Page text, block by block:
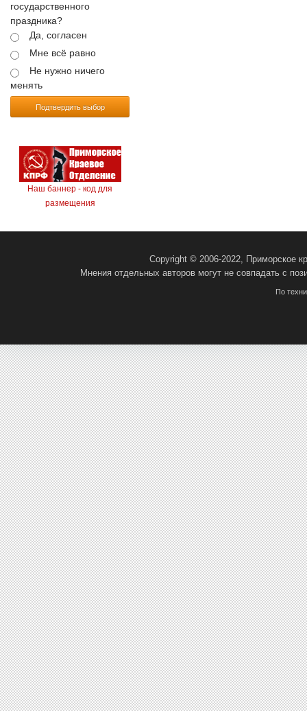
государственного
праздника?
Да, согласен
Мне всё равно
Не нужно ничего
менять
Подтвердить выбор
Наш баннер - код для
размещения
Copyright © 2006-2022, Приморское
Мнения отдельных авторов могут не совпадать с
По